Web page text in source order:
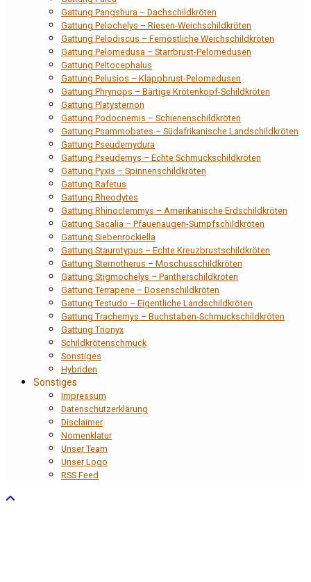
Gattung Pangshura – Dachschildkröten
Gattung Pelochelys – Riesen-Weichschildkröten
Gattung Pelodiscus – Fernöstliche Weichschildkröten
Gattung Pelomedusa – Starrbrust-Pelomedusen
Gattung Peltocephalus
Gattung Pelusios – Klappbrust-Pelomedusen
Gattung Phrynops – Bärtige Krötenkopf-Schildkröten
Gattung Platysternon
Gattung Podocnemis – Schienenschildkröten
Gattung Psammobates – Südafrikanische Landschildkröten
Gattung Pseudemydura
Gattung Pseudemys – Echte Schmuckschildkröten
Gattung Pyxis – Spinnenschildkröten
Gattung Rafetus
Gattung Rheodytes
Gattung Rhinoclemmys – Amerikanische Erdschildkröten
Gattung Sacalia – Pfauenaugen-Sumpfschildkröten
Gattung Siebenrockiella
Gattung Staurotypus – Echte Kreuzbrustschildkröten
Gattung Sternotherus – Moschusschildkröten
Gattung Stigmochelys – Pantherschildkröten
Gattung Terrapene – Dosenschildkröten
Gattung Testudo – Eigentliche Landschildkröten
Gattung Trachemys – Buchstaben-Schmuckschildkröten
Gattung Trionyx
Schildkrötenschmuck
Sonstiges
Hybriden
Sonstiges
Impressum
Datenschutzerklärung
Disclaimer
Nomenklatur
Unser Team
Unser Logo
RSS Feed